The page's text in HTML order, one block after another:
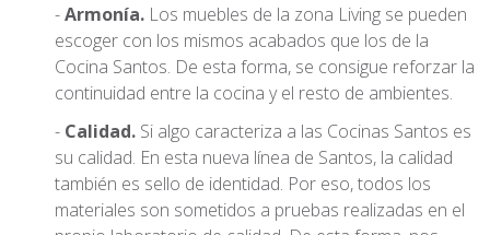
Armonía. Los muebles de la zona Living se pueden
escoger con los mismos acabados que los de la
Cocina Santos. De esta forma, se consigue reforzar la
continuidad entre la cocina y el resto de ambientes.
Calidad. Si algo caracteriza a las Cocinas Santos es
su calidad. En esta nueva línea de Santos, la calidad
también es sello de identidad. Por eso, todos los
materiales son sometidos a pruebas realizadas en el